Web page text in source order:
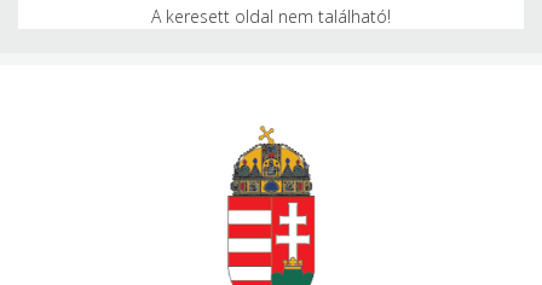
A keresett oldal nem található!